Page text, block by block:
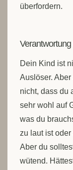
überfordern.
Dein Kind ist
Auslöser.
nicht, dass du
sehr wohl auf
was du
zu laut ist
Aber du
wütend.